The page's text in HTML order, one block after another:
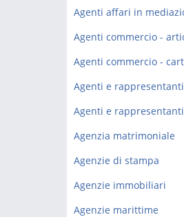
Agenti affari in
Agenti commercio -
Agenzia matrimoniale
Agenzie di stampa
Agenzie immobiliari
Agenzie marittime